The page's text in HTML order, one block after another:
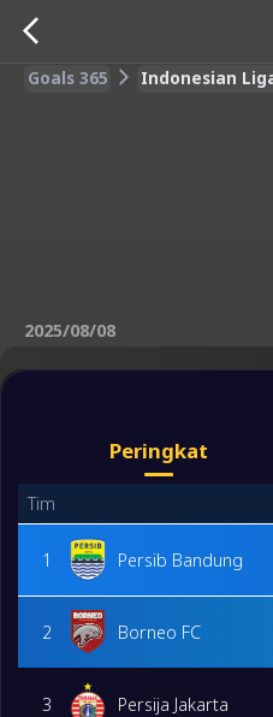
Goals 365 Indonesian
2025/08/08
Peringkat
Tim
1
Persib Bandung
2
Borneo FC
3 Persija Jakarta